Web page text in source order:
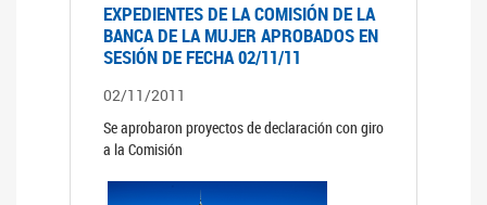
EXPEDIENTES DE LA COMISIÓN DE LA
BANCA DE LA MUJER APROBADOS EN
SESIÓN DE FECHA 02/11/11
02/11/2011
Se aprobaron proyectos de declaración con giro
a la Comisión